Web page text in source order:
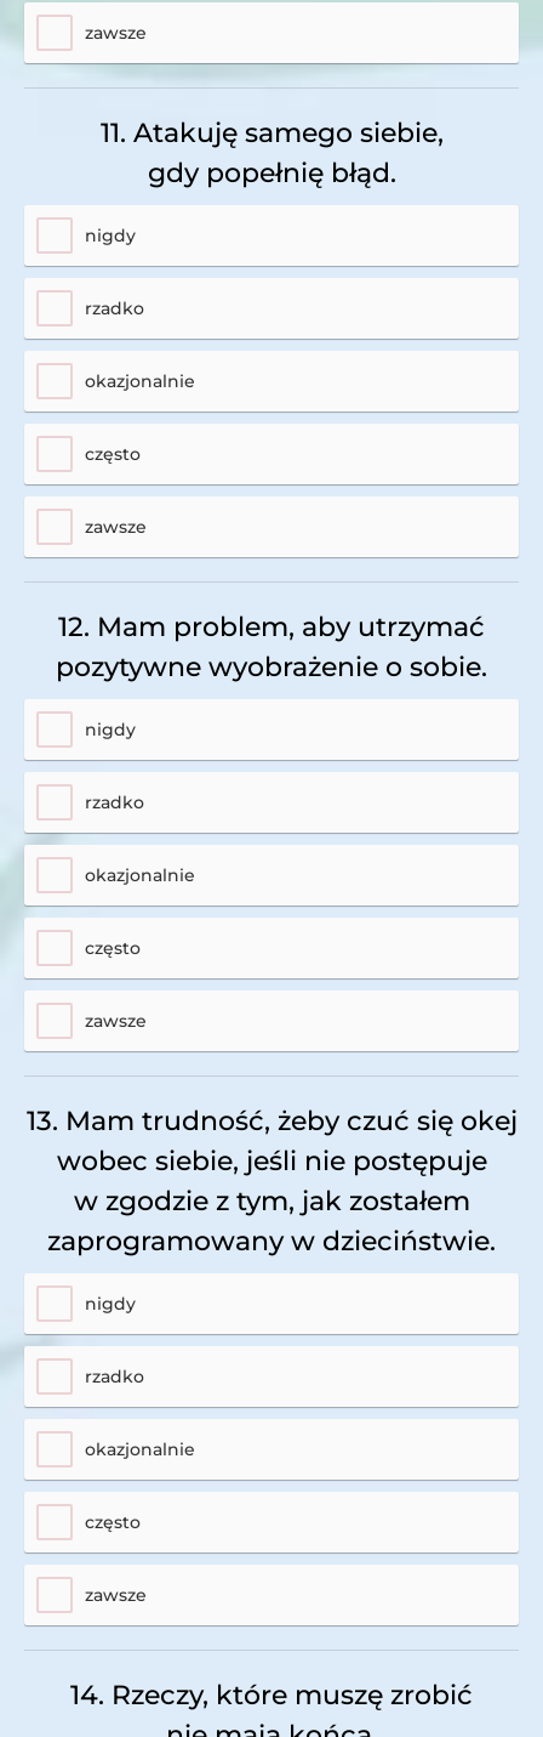
zawsze
11. Atakuję samego siebie,
gdy popełnię błąd.
nigdy
rzadko
okazjonalnie
często
zawsze
12. Mam problem, aby utrzymać
pozytywne wyobrażenie o sobie.
nigdy
rzadko
okazjonalnie
często
zawsze
13. Mam trudność, żeby czuć się okej
wobec siebie, jeśli nie postępuje
w zgodzie z tym, jak zostałem
zaprogramowany w dzieciństwie.
nigdy
rzadko
okazjonalnie
często
zawsze
14. Rzeczy, które muszę zrobić